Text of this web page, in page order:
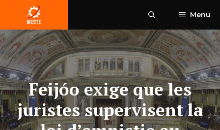
contenu
Menu
Feijóo exige que les
juristes supervisent la